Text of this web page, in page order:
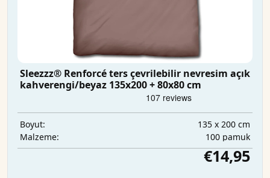
Sleezzz® Renforcé ters çevrilebilir nevresim açık
kahverengi/beyaz 135x200 + 80x80 cm
Boyut:
135 x 200 cm
Malzeme:
100 pamuk
€14,95